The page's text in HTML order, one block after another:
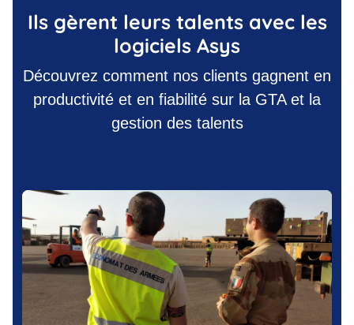
Ils gèrent leurs talents avec les
logiciels Asys
Découvrez comment nos clients gagnent en
productivité et en fiabilité sur la GTA et la
gestion des talents